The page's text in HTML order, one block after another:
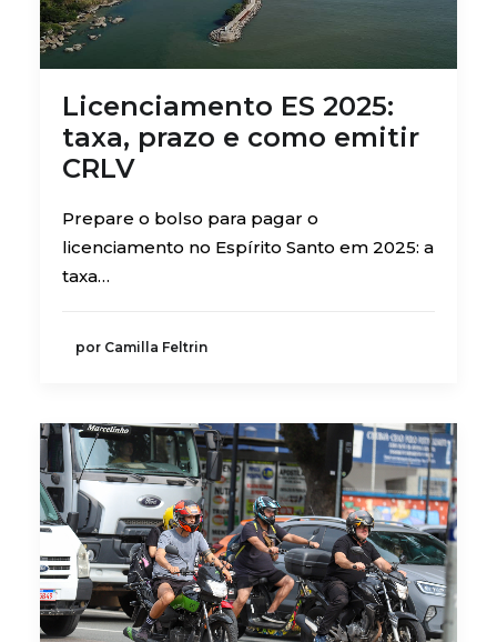
Licenciamento ES 2025:
taxa, prazo e como emitir
CRLV
Prepare o bolso para pagar o
licenciamento no Espírito Santo em 2025: a
taxa…
por Camilla Feltrin